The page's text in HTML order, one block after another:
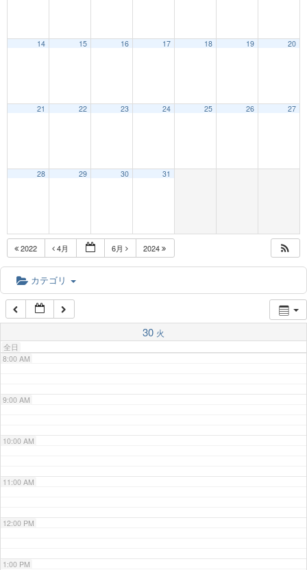
14 15 16 17 18 19 20
21 22 23 24 25 26 27
28 29 30 31
2022 4月 6月 2024
カテゴリ
30 火
全日
5:00 AM
6:00 AM
7:00 AM
8:00 AM
9:00 AM
10:00 AM
11:00 AM
12:00 PM
1:00 PM